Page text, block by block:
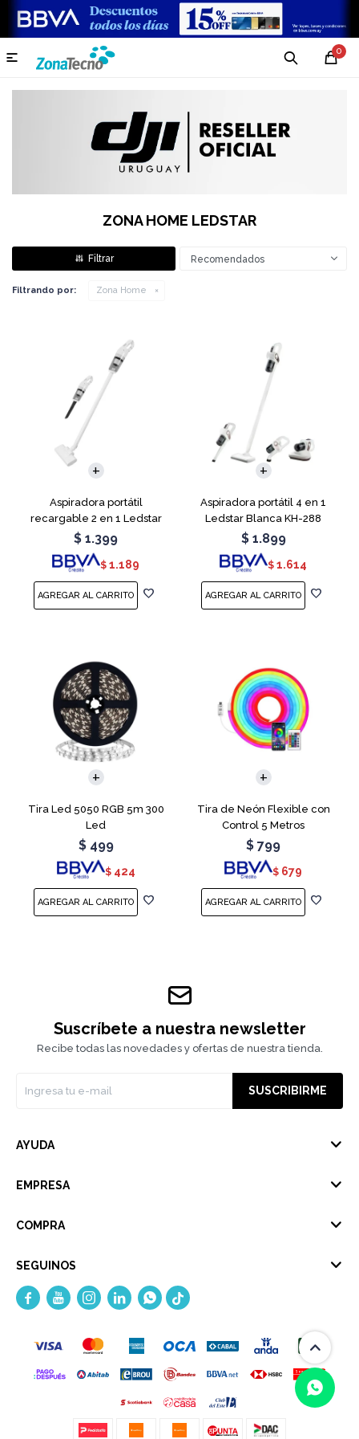
0

ZONA HOME LEDSTAR
Recomendados
Filtrando por: Zona Home
Aspiradora portátil
recargable 2 en 1 Ledstar
SR-133
$ 1.399
$ 1.189
Aspiradora portátil 4 en 1
Ledstar Blanca KH-288
$ 1.899
$ 1.614
Tira Led 5050 RGB 5m 300
Led
$ 499
$ 424
Tira de Neón Flexible con
Control 5 Metros
$ 799
$ 679
Suscríbete a nuestra newsletter
Recibe todas las novedades y ofertas de nuestra tienda.
SUSCRIBIRME
AYUDA
EMPRESA
COMPRA
SEGUINOS
    